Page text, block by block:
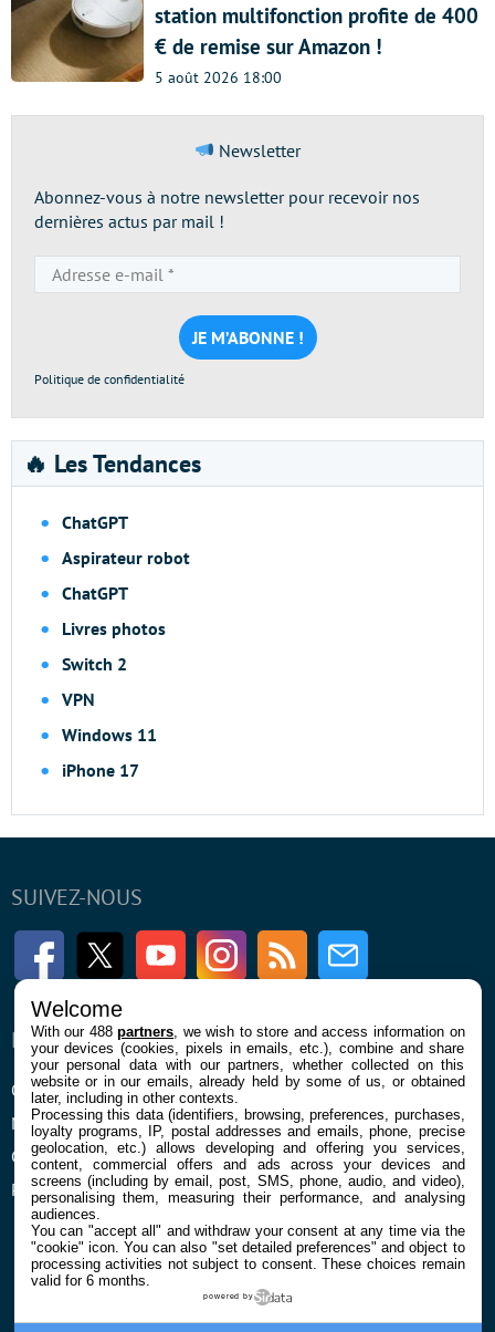
station multifonction profite de 400
€ de remise sur Amazon !
5 août 2026 18:00
Newsletter
Abonnez-vous à notre newsletter pour recevoir nos
dernières actus par mail !
e-
mail
*
Politique de confidentialité
🔥 Les Tendances
ChatGPT
Aspirateur robot
ChatGPT
Livres photos
Switch 2
VPN
Windows 11
iPhone 17
SUIVEZ-NOUS
FacebookTwitter Youtube InstagramRSS Newsletter
ENTREPRISE
Qui sommes nous
Mentions légales et CGU
Confidentialité et Cookies
Préférences cookies
À PROPOS
La rédaction
Contact
Welcome
With our 488partners , we wish to store and access information on
your devices (cookies, pixels in emails, etc.), combine and share
your personal data with our partners, whether collected on this
website or in our emails, already held by some of us, or obtained
later, including in other contexts.
Processing this data (identifiers, browsing, preferences, purchases,
loyalty programs, IP, postal addresses and emails, phone, precise
geolocation, etc.) allows developing and offering you services,
content, commercial offers and ads across your devices and
screens (including by email, post, SMS, phone, audio, and video),
personalising them, measuring their performance, and analysing
audiences.
You can "accept all" and withdraw your consent at any time via the
"cookie" icon. You can also "set detailed preferences" and object to
processing activities not subject to consent. These choices remain
valid for 6 months.
powered by